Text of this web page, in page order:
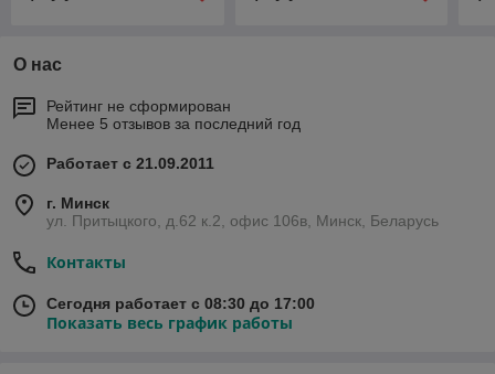
О нас
Рейтинг не сформирован
Менее 5 отзывов за последний год
Работает с 21.09.2011
г. Минск
ул. Притыцкого, д.62 к.2, офис 106в, Минск, Беларусь
Контакты
Сегодня работает с 08:30 до 17:00
Показать весь график работы